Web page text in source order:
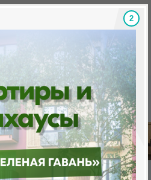
бонусы Готовые
Минска «Минск Мир»
1